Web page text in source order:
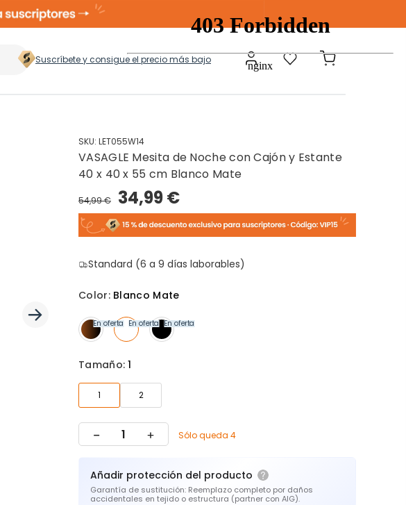
Suscríbete y consigue el precio más bajo
Ropa Modulares
Cestos Ropa Sucia Baules Ottoman
SKU: LET055W14
VASAGLE Mesita de Noche con Cajón y Estante
40 x 40 x 55 cm Blanco Mate
54,99 € 34,99 €
Standard (6 a 9 días laborables)
Color: Blanco Mate
En oferta En oferta En oferta
Tamaño:1
1 2
Sólo queda 4
Añadir protección del producto
Garantía de sustitución: Reemplazo completo por daños
accidentales en tejido o estructura (partner con AIG).